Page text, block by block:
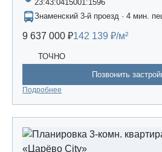
23:43:0415001:1596
Знаменский 3-й проезд · 4 мин.
9 637 000 ₽142 139 ₽/м²
ТОЧНО
Позвонить
Подробнее